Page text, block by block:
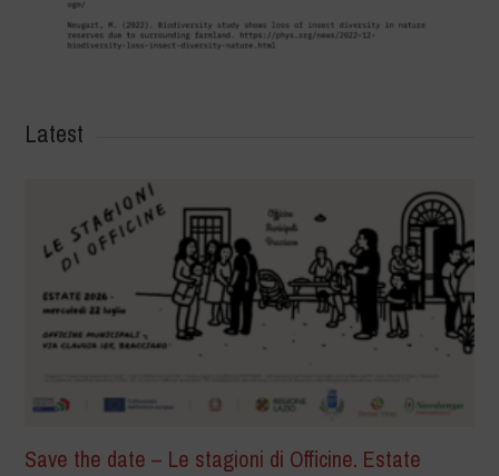
Latest
Save the date – Le stagioni di Officine. Estate